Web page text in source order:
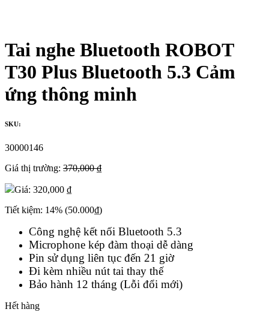
Tai nghe Bluetooth ROBOT
T30 Plus Bluetooth 5.3 Cảm
ứng thông minh
SKU:
30000146
Giá thị trường: 370,000 ₫
Giá: 320,000 ₫
Tiết kiệm: 14% (50.000₫)
Công nghệ kết nối Bluetooth 5.3
Microphone kép đàm thoại dễ dàng
Pin sử dụng liên tục đến 21 giờ
Đi kèm nhiều nút tai thay thế
Bảo hành 12 tháng (Lỗi đổi mới)
Hết hàng